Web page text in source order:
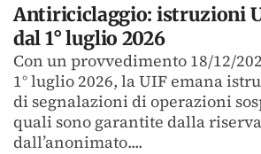
Antiriciclaggio: istruzioni
dal 1° luglio 2026
Con un provvedimento 18/12/
1° luglio 2026, la UIF emana
di segnalazioni di operazioni
quali sono garantite dalla
dall’anonimato....